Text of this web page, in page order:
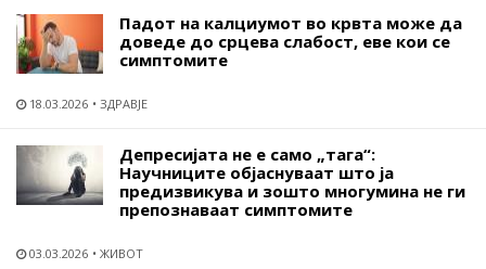
Падот на калциумот во крвта може да
доведе до срцева слабост, еве кои се
симптомите
18.03.2026 ЗДРАВЈЕ
Депресијата не е само „тага“:
Научниците објаснуваат што ја
предизвикува и зошто многумина не ги
препознаваат симптомите
03.03.2026 ЖИВОТ